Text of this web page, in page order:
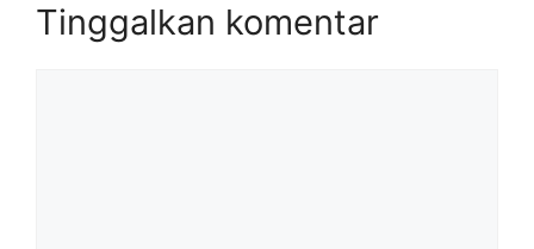
Tinggalkan komentar